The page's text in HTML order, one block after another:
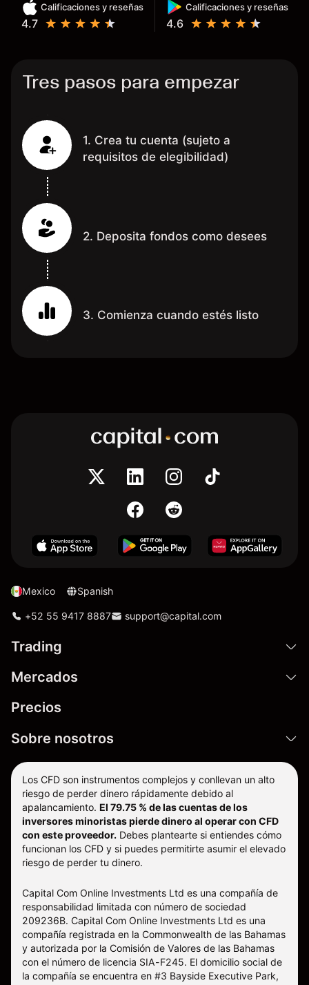
Mientras más activo seas, más
dinero te reembolsa. Muchas
Calificaciones y reseñas
4.7
Calificaciones y reseñas
4.6
Tres pasos para empezar
1. Crea tu cuenta (sujeto a
requisitos de elegibilidad)
2. Deposita fondos como desees
3. Comienza cuando estés listo
Mexico Spanish
+52 55 9417 8887 support@capital.com
Trading
Mercados
Precios
Sobre nosotros
Los CFD son instrumentos complejos y conllevan un alto
riesgo de perder dinero rápidamente debido al
apalancamiento. El 79.75 % de las cuentas de los
inversores minoristas pierde dinero al operar con CFD
con este proveedor. Debes plantearte si entiendes cómo
funcionan los CFD y si puedes permitirte asumir el elevado
riesgo de perder tu dinero.
Capital Com Online Investments Ltd es una compañía de
responsabilidad limitada con número de sociedad
209236B. Capital Com Online Investments Ltd es una
compañía registrada en la Commonwealth de las Bahamas
y autorizada por la Comisión de Valores de las Bahamas
con el número de licencia SIA-F245. El domicilio social de
la compañía se encuentra en #3 Bayside Executive Park,